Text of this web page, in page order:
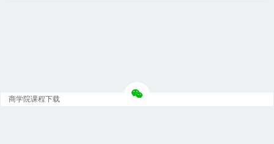
商学院课程下载